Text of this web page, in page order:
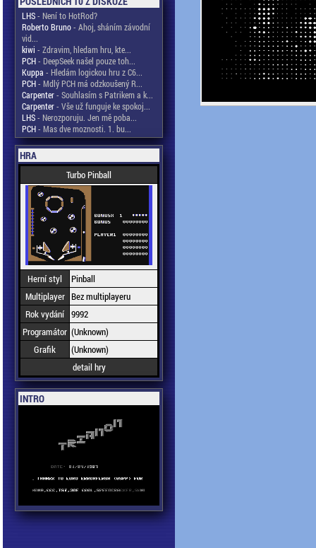
LHS- Není to HotRod?
Roberto Bruno- Ahoj, sháním závodní
vid...
kiwi - Zdravim, hledam hru, kte...
PCH- DeepSeek našel pouze toh...
Kuppa - Hledám logickou hru z C6...
PCH- Mdlý PCH má odzkoušený R...
Carpenter- Souhlasím s Patrikem a k...
Carpenter- Vše už funguje ke spokoj...
LHS- Nerozporuju. Jen mě poba...
PCH- Mas dve moznosti. 1. bu...
HRA
Turbo Pinball
Herní styl
Pinball
Multiplayer Bez multiplayeru
Rok vydání 9992
Programátor (Unknown)
Grafik
(Unknown)
detail hry
INTRO